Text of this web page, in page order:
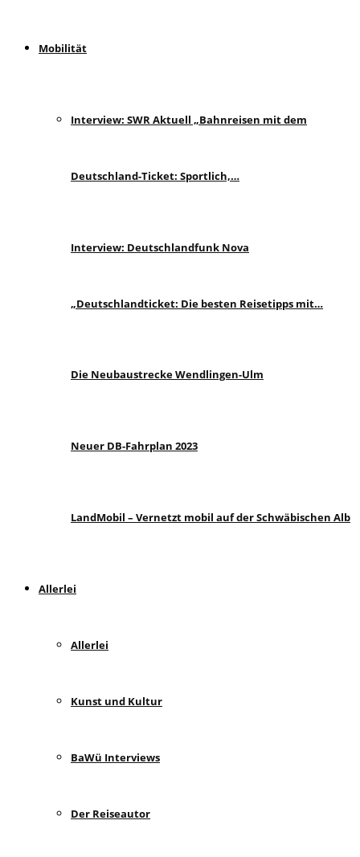
Mobilität
Interview: SWR Aktuell „Bahnreisen mit dem
Deutschland-Ticket: Sportlich,…
Interview: Deutschlandfunk Nova
„Deutschlandticket: Die besten Reisetipps mit…
Die Neubaustrecke Wendlingen-Ulm
Neuer DB-Fahrplan 2023
LandMobil – Vernetzt mobil auf der Schwäbischen Alb
Allerlei
Allerlei
Kunst und Kultur
BaWü Interviews
Der Reiseautor